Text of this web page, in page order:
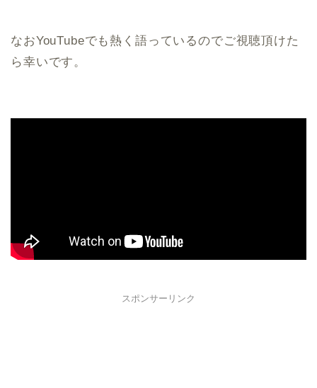
なおYouTubeでも熱く語っているのでご視聴頂けた
ら幸いです。
スポンサーリンク